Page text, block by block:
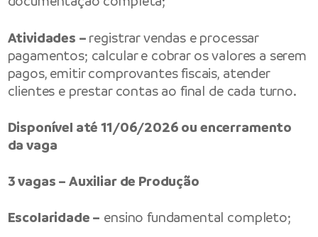
Atividades – registrar vendas e processar
pagamentos; calcular e cobrar os valores a serem
pagos, emitir comprovantes fiscais, atender
clientes e prestar contas ao final de cada turno.
Disponível até 11/06/2026 ou encerramento
da vaga
3 vagas – Auxiliar de Produção
Escolaridade – ensino fundamental completo;